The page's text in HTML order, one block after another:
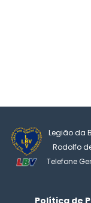
Legião da
Rodolfo
Telefone